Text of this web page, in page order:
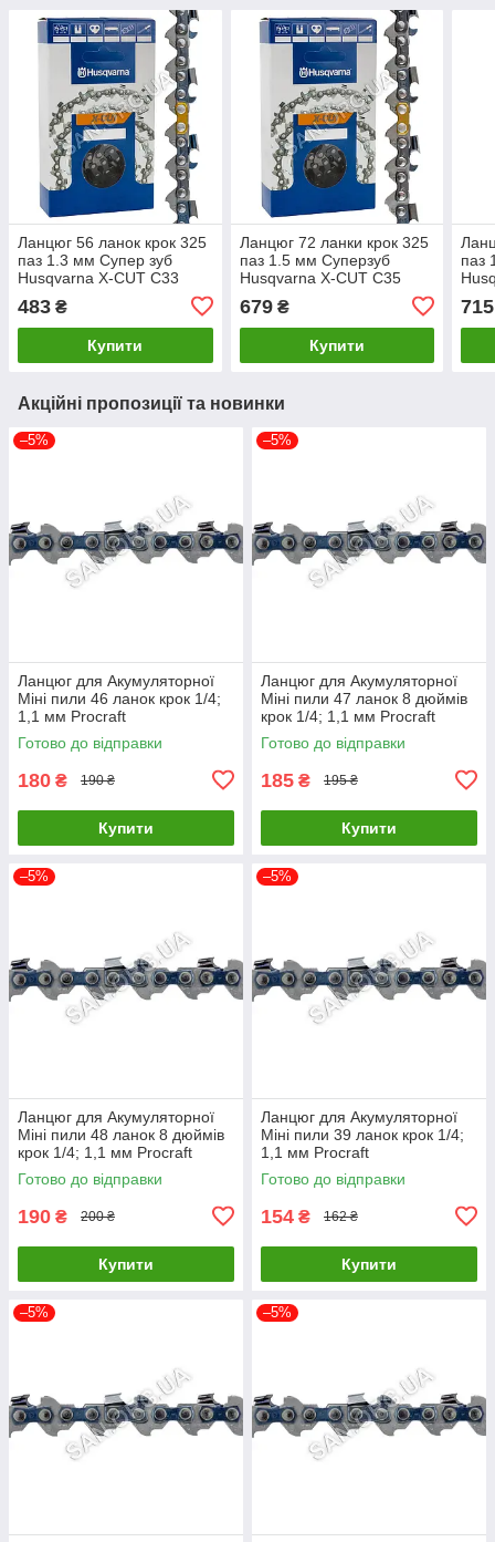
Ланцюг 56 ланок крок 325
паз 1.3 мм Супер зуб
Husqvarna X-CUT C33
483 ₴
Купити
Ланцюг 72 ланки крок 325
паз 1.5 мм Суперзуб
Husqvarna X-CUT C35
679₴
Купити
паз
715
Акційні пропозиції та новинки
–5%
Ланцюг для Акумуляторної
Міні пили 46 ланок крок 1/4;
1,1 мм Procraft
Готово до відправки
180 ₴ 190 ₴
Купити
–5%
Ланцюг для Акумуляторної
Міні пили 47 ланок 8 дюймів
крок 1/4; 1,1 мм Procraft
Готово до відправки
185 ₴ 195 ₴
Купити
–5%
Ланцюг для Акумуляторної
Міні пили 48 ланок 8 дюймів
крок 1/4; 1,1 мм Procraft
Готово до відправки
190 ₴ 200 ₴
Купити
–5%
Ланцюг для Акумуляторної
Міні пили 39 ланок крок 1/4;
1,1 мм Procraft
Готово до відправки
154 ₴ 162 ₴
Купити
–5% –5%